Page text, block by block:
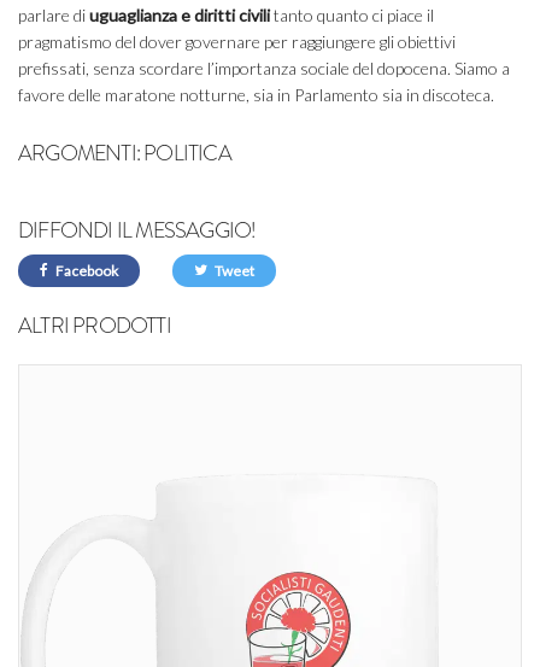
parlare diuguaglianza e diritti civilitanto quanto ci piace il
pragmatismo del dover governare per raggiungere gli obiettivi
prefissati, senza scordare l’importanza sociale del dopocena. Siamo a
favore delle maratone notturne, sia in Parlamento sia in discoteca.
ARGOMENTI:POLITICA
DIFFONDI IL MESSAGGIO!
Facebook Tweet
ALTRI PRODOTTI